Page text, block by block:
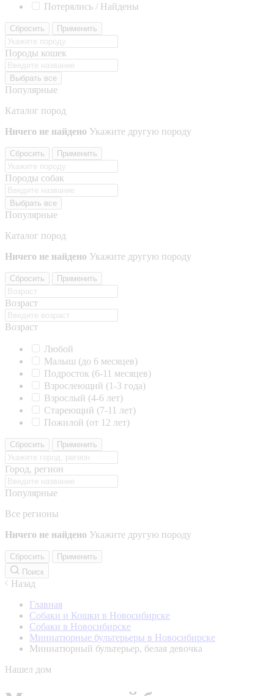
Потерялись / Найдены
Сбросить Применить
Породы кошек
Выбрать все
Популярные
Каталог пород
Ничего не найдено Укажите другую породу
Сбросить Применить
Породы собак
Выбрать все
Популярные
Каталог пород
Ничего не найдено Укажите другую породу
Сбросить Применить
Возраст
Возраст
Любой
Малыш (до 6 месяцев)
Подросток (6-11 месяцев)
Взрослеющий (1-3 года)
Взрослый (4-6 лет)
Стареющий (7-11 лет)
Пожилой (от 12 лет)
Сбросить Применить
Город, регион
Популярные
Все регионы
Ничего не найдено Укажите другую породу
Сбросить
Применить
Поиск
Назад
Главная
Собаки и Кошки в Новосибирске
Собаки в Новосибирске
Миниатюрные бультерьеры в Новосибирске
Миниатюрный бультерьер, белая девочка
Нашел дом